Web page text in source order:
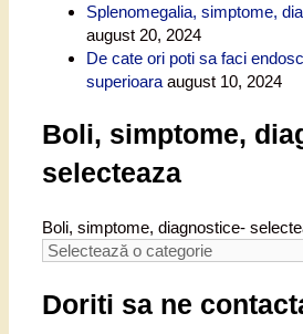
Splenomegalia, simptome,
august 20, 2024
De cate ori poti sa faci
superioara august 10, 2024
Boli, simptome,
selecteaza
Boli, simptome, diagnostice-
Doriti sa ne